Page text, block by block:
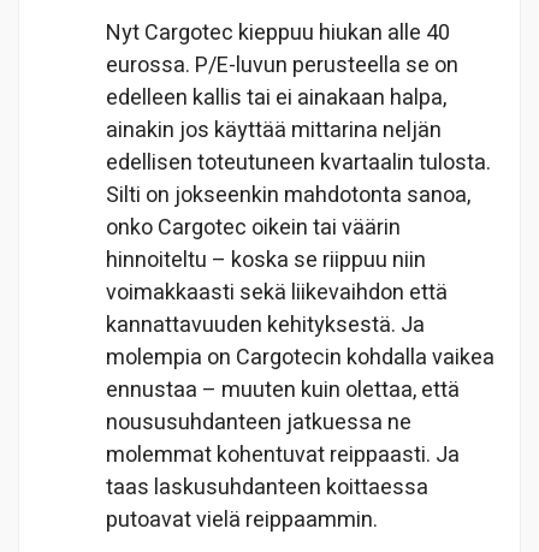
Nyt Cargotec kieppuu hiukan alle 40
eurossa. P/E-luvun perusteella se on
edelleen kallis tai ei ainakaan halpa,
ainakin jos käyttää mittarina neljän
edellisen toteutuneen kvartaalin tulosta.
Silti on jokseenkin mahdotonta sanoa,
onko Cargotec oikein tai väärin
hinnoiteltu – koska se riippuu niin
voimakkaasti sekä liikevaihdon että
kannattavuuden kehityksestä. Ja
molempia on Cargotecin kohdalla vaikea
ennustaa – muuten kuin olettaa, että
noususuhdanteen jatkuessa ne
molemmat kohentuvat reippaasti. Ja
taas laskusuhdanteen koittaessa
putoavat vielä reippaammin.